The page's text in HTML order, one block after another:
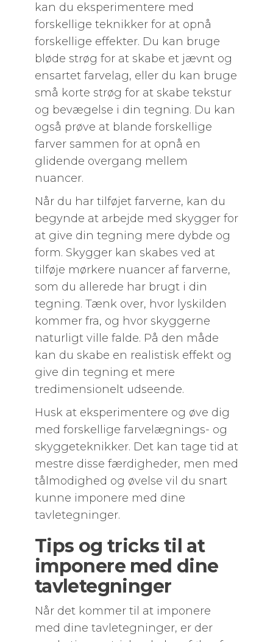
kan du eksperimentere med
forskellige teknikker for at opnå
forskellige effekter. Du kan bruge
bløde strøg for at skabe et jævnt og
ensartet farvelag, eller du kan bruge
små korte strøg for at skabe tekstur
og bevægelse i din tegning. Du kan
også prøve at blande forskellige
farver sammen for at opnå en
glidende overgang mellem
nuancer.
Når du har tilføjet farverne, kan du
begynde at arbejde med skygger for
at give din tegning mere dybde og
form. Skygger kan skabes ved at
tilføje mørkere nuancer af farverne,
som du allerede har brugt i din
tegning. Tænk over, hvor lyskilden
kommer fra, og hvor skyggerne
naturligt ville falde. På den måde
kan du skabe en realistisk effekt og
give din tegning et mere
tredimensionelt udseende.
Husk at eksperimentere og øve dig
med forskellige farvelægnings- og
skyggeteknikker. Det kan tage tid at
mestre disse færdigheder, men med
tålmodighed og øvelse vil du snart
kunne imponere med dine
tavletegninger.
Tips og tricks til at
imponere med dine
tavletegninger
Når det kommer til at imponere
med dine tavletegninger, er der